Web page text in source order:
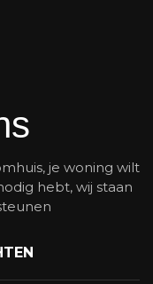
je woning wilt
hebt, wij staan